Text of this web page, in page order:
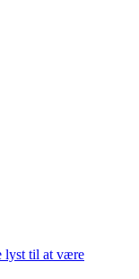
lyst til at være